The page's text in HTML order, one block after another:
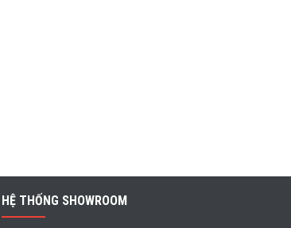
HỆ THỐNG SHOWROOM